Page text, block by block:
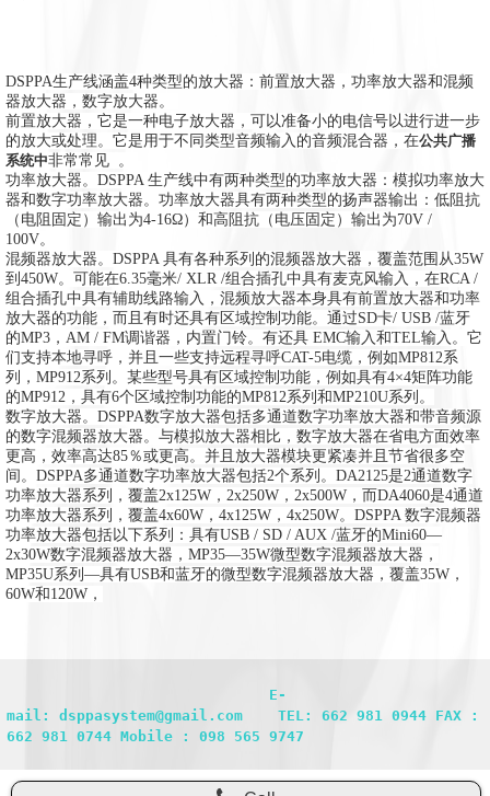
DSPPA生产线涵盖4种类型的放大器：前置放大器，功率放大器和混频
器放大器，数字放大器。
前置放大器，它是一种电子放大器，可以准备小的电信号以进行进一步
的放大或处理。 它是用于不同类型音频输入的音频混合器，在公共广播
系统中非常常见
。
功率放大器。DSPPA 生产线中有两种类型的功率放大器：模拟功率放大
器和数字功率放大器。 功率放大器具有两种类型的扬声器输出：低阻抗
（电阻固定）输出为4-16Ω）和高阻抗（电压固定）输出为70V /
100V。
混频器放大器。DSPPA 具有各种系列的混频器放大器，覆盖范围从35W
到450W。 可能在6.35毫米/ XLR /组合插孔中具有麦克风输入，在RCA /
组合插孔中具有辅助线路输入， 混频放大器本身具有前置放大器和功率
放大器的功能，而且有时还具有区域控制功能。 通过SD卡/ USB /蓝牙
的MP3，AM / FM调谐器，内置门铃。 有还具 EMC输入和TEL输入。 它
们支持本地寻呼，并且一些支持远程寻呼CAT-5电缆，例如MP812系
列，MP912系列。 某些型号具有区域控制功能，例如具有4×4矩阵功能
的MP912，具有6个区域控制功能的MP812系列和MP210U系列。
数字放大器。 DSPPA数字放大器包括多通道数字功率放大器和带音频源
的数字混频器放大器 。 与模拟放大器相比，数字放大器在省电方面效率
更高，效率高达85％或更高。 并且放大器模块更紧凑并且节省很多空
间 。 DSPPA多通道数字功率放大器包括2个系列。 DA2125是2通道数字
功率放大器系列，覆盖2x125W，2x250W，2x500W，而DA4060是4通道
功率放大器系列，覆盖4x60W，4x125W，4x250W。DSPPA 数字混频器
功率放大器包括以下系列：具有USB / SD / AUX /蓝牙的Mini60—
2x30W数字混频器放大器，MP35—35W微型数字混频器放大器，
MP35U系列—具有USB和蓝牙的微型数字混频器放大器，覆盖35W，
60W和120W，
mail: dsppasystem@gmail.com    TEL: 662 981 0944 FAX :
662 981 0744 Mobile : 098 565 9747